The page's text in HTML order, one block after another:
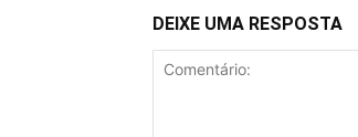
DEIXE UMA RESPOSTA